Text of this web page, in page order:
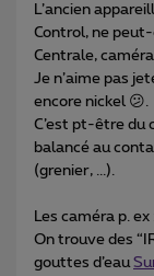
L’ancien
Control, ne
Centrale,
Je n’aime pas
encore nickel 😕.
C’est pt-être du
balancé au
(grenier, ...).
Les caméra p.
On trouve des
gouttes d’eau